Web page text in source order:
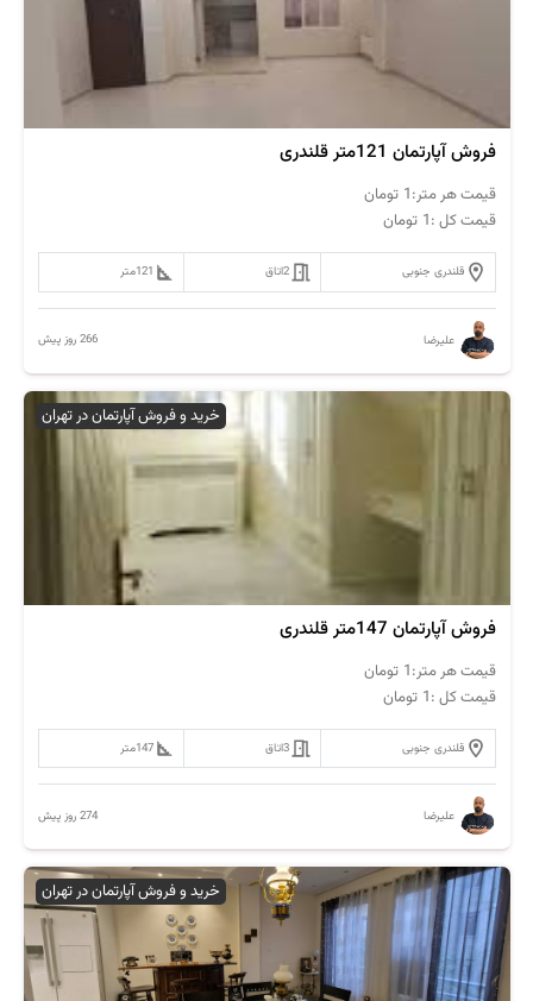
فروش آپارتمان 121متر قلندری
قیمت هر متر:1 تومان
قیمت کل :1 تومان
قلندری جنوبی 2اتاق 121متر
علیرضا 266 روز پیش
خرید و فروش آپارتمان در تهران
فروش آپارتمان 147متر قلندری
قیمت هر متر:1 تومان
قیمت کل :1 تومان
قلندری جنوبی 3اتاق 147متر
علیرضا 274 روز پیش
خرید و فروش آپارتمان در تهران